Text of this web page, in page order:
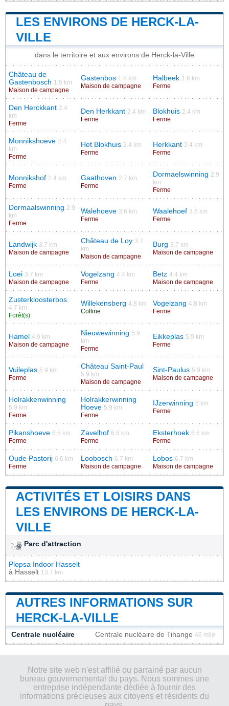
LES ENVIRONS DE HERCK-LA-
VILLE
dans le territoire et aux environs de Herck-la-Ville
Château de
Gastenbosch 1.5 km
Maison de campagne
Gastenbos 1.5 km
Maison de campagne
Halbeek 1.6 km
Ferme
Den Herckkant 2.4
km
Ferme
Den Herkkant 2.4 km
Ferme
Blokhuis 2.4 km
Ferme
Monnikshoeve 2.4
km
Ferme
Het Blokhuis 2.4 km
Ferme
Herkkant 2.4 km
Ferme
Monnikshof 2.4 km
Ferme
Gaathoven 2.7 km
Ferme
Dormaelswinning 2.9
km
Ferme
Dormaalswinning 2.9
km
Ferme
Walehoeve 3.6 km
Ferme
Waalehoef 3.6 km
Ferme
Landwijk 3.7 km
Maison de campagne
Château de Loy 3.7
km
Maison de campagne
Burg 3.7 km
Maison de campagne
Loei 3.7 km
Maison de campagne
Vogelzang 4.4 km
Ferme
Betz 4.4 km
Maison de campagne
Zusterkloosterbos
4.7 km
Forêt(s)
Willekensberg 4.8 km
Colline
Vogelzang 4.8 km
Ferme
Hamel 4.9 km
Maison de campagne
Nieuwewinning 5.9
km
Ferme
Eikkeplas 5.9 km
Ferme
Vuileplas 5.9 km
Ferme
Château Saint-Paul
5.9 km
Maison de campagne
Sint-Paulus 5.9 km
Maison de campagne
Holrakkenwinning
5.9 km
Ferme
Holrakkerwinning
Hoeve 5.9 km
Ferme
IJzerwinning 6 km
Ferme
Pikanshoeve 6.5 km
Ferme
Zavelhof 6.6 km
Ferme
Eksterhoek 6.6 km
Ferme
Oude Pastorij 6.6 km
Ferme
Loobosch 6.7 km
Maison de campagne
Lobos 6.7 km
Maison de campagne
ACTIVITÉS ET LOISIRS DANS
LES ENVIRONS DE HERCK-LA-
VILLE
Parc d'attraction
Plopsa Indoor Hasselt
à Hasselt 13.7 km
AUTRES INFORMATIONS SUR
HERCK-LA-VILLE
Centrale nucléaire Centrale nucléaire de Tihange 46 mile
Notre site web n'est affilié ou parrainé par aucun
bureau gouvernemental du pays. Nous sommes une
entreprise indépendante dédiée à fournir des
informations précieuses aux citoyens et résidents du